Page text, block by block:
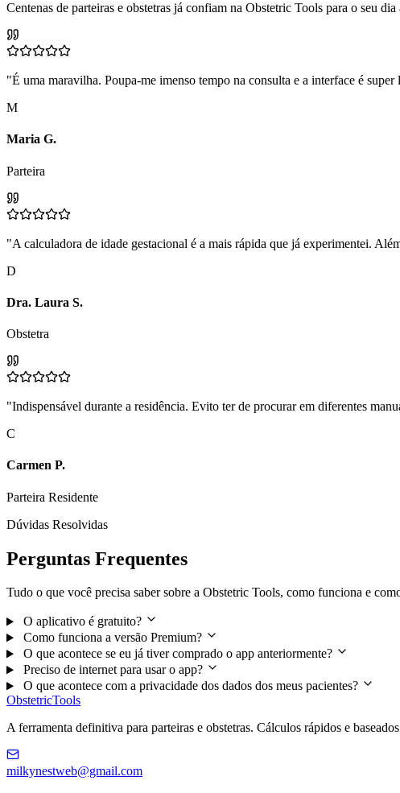
Centenas de parteiras e obstetras já confiam na Obstetric Tools para o seu
"É uma maravilha. Poupa-me imenso tempo na consulta e a interface é
M
Maria G.
Parteira
"A calculadora de idade gestacional é a mais rápida que já experimentei.
D
Dra. Laura S.
Obstetra
"Indispensável durante a residência. Evito ter de procurar em diferentes
C
Carmen P.
Parteira Residente
Dúvidas Resolvidas
Perguntas Frequentes
Tudo o que você precisa saber sobre a Obstetric Tools, como funciona e
O aplicativo é gratuito?
Como funciona a versão Premium?
O que acontece se eu já tiver comprado o app anteriormente?
Preciso de internet para usar o app?
O que acontece com a privacidade dos dados dos meus pacientes?
ObstetricTools
A ferramenta definitiva para parteiras e obstetras. Cálculos rápidos e
milkynestweb@gmail.com